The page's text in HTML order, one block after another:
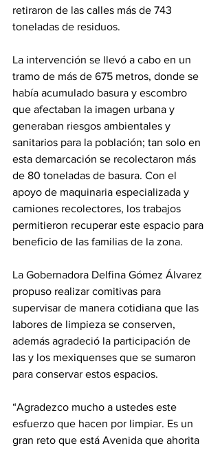
retiraron de las calles más de 743
toneladas de residuos.
La intervención se llevó a cabo en un
tramo de más de 675 metros, donde se
había acumulado basura y escombro
que afectaban la imagen urbana y
generaban riesgos ambientales y
sanitarios para la población; tan solo en
esta demarcación se recolectaron más
de 80 toneladas de basura. Con el
apoyo de maquinaria especializada y
camiones recolectores, los trabajos
permitieron recuperar este espacio para
beneficio de las familias de la zona.
La Gobernadora Delfina Gómez Álvarez
propuso realizar comitivas para
supervisar de manera cotidiana que las
labores de limpieza se conserven,
además agradeció la participación de
las y los mexiquenses que se sumaron
para conservar estos espacios.
“Agradezco mucho a ustedes este
esfuerzo que hacen por limpiar. Es un
gran reto que está Avenida que ahorita